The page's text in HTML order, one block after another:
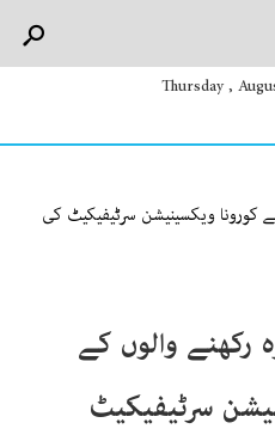
Thursday ,
کورونا ویکسینیشن سرٹیفیکیٹ کی
رکھنے والوں کے
سرٹیفیکیٹ